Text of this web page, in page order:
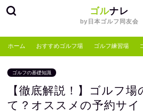
ゴルナレ
by日本ゴルフ同友会
ホーム おすすめゴルフ場 ゴルフ練習場
ゴルフの基礎知識
【徹底解説！】ゴルフ場
て？オススメの予約サイ